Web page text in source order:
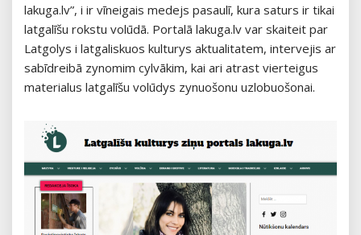
lakuga.lv”, i ir vīneigais medejs pasaulī, kura saturs ir tikai
latgalīšu rokstu volūdā. Portalā lakuga.lv var skaiteit par
Latgolys i latgaliskuos kulturys aktualitatem, intervejis ar
sabīdreibā zynomim cylvākim, kai ari atrast vierteigus
materialus latgalīšu volūdys zynuošonu uzlobuošonai.